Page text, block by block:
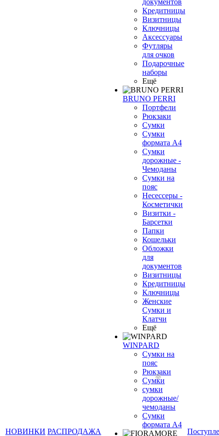
НОВИНКИ РАСПРОДАЖА
документов
Кредитницы
Визитницы
Ключницы
Аксессуары
Футляры
для очков
Подарочные
наборы
Ещё
BRUNO PERRI
Портфели
Рюкзаки
Сумки
Сумки
формата А4
Сумки
дорожные -
Чемоданы
Сумки на
пояс
Несессеры -
Косметички
Визитки -
Барсетки
Папки
Кошельки
Обложки
для
документов
Визитницы
Кредитницы
Ключницы
Женские
Сумки и
Клатчи
Ещё
WINPARD
Сумки на
пояс
Рюкзаки
Сумки
сумки
дорожные/
чемоданы
Сумки
формата А4